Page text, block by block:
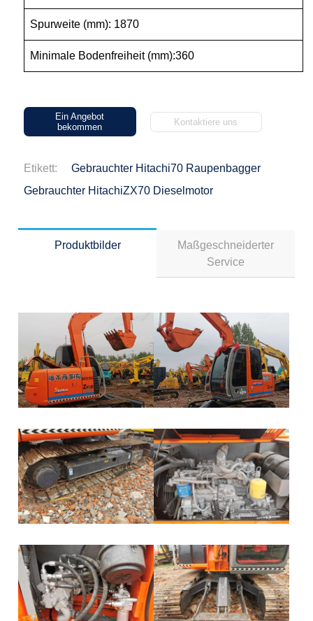
Spurweite (mm): 1870
Minimale Bodenfreiheit (mm):360
Ein Angebot
bekommen
Kontaktiere uns
Etikett:
Gebrauchter Hitachi70 Raupenbagger
Gebrauchter HitachiZX70 Dieselmotor
Produktbilder
Maßgeschneiderter
Service